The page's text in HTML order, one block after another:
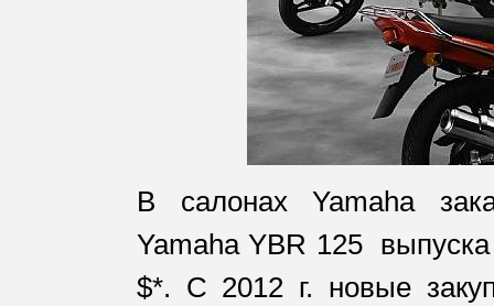
В салонах Yamaha
Yamaha YBR 125
$*. C 2012 г. новые